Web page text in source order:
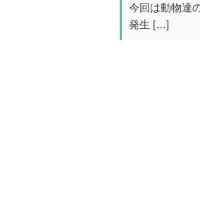
今回は動物達
発生 […]